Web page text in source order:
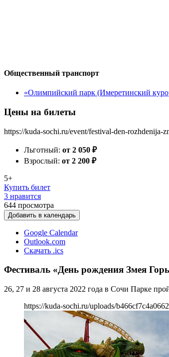
Общественный транспорт
«Олимпийский парк (Имеретинский
Цены на билеты
https://kuda-sochi.ru/event/festival-den-rozhdenija-
Льготный: от 2 050 ₽
Взрослый: от 2 200 ₽
5+
Купить билет
3 нравится
644 просмотра
Добавить в календарь
Google Calendar
Outlook.com
Скачать .ics
Фестиваль «День рождения Змея
26, 27 и 28 августа 2022 года в Сочи Парке
https://kuda-sochi.ru/uploads/